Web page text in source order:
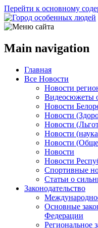
Перейти к основному
Main navigation
Главная
Все Новости
Новости
Видеосюжеты
Новости
Новости
Новости
Новости
Новости
Новости
Новости
Спортивные
Статьи о
Законодательство
Основные
Федерации
Региональное